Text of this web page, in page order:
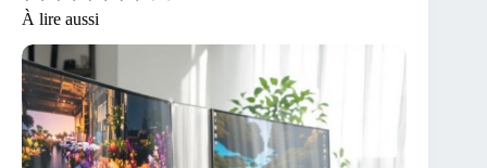
À lire aussi